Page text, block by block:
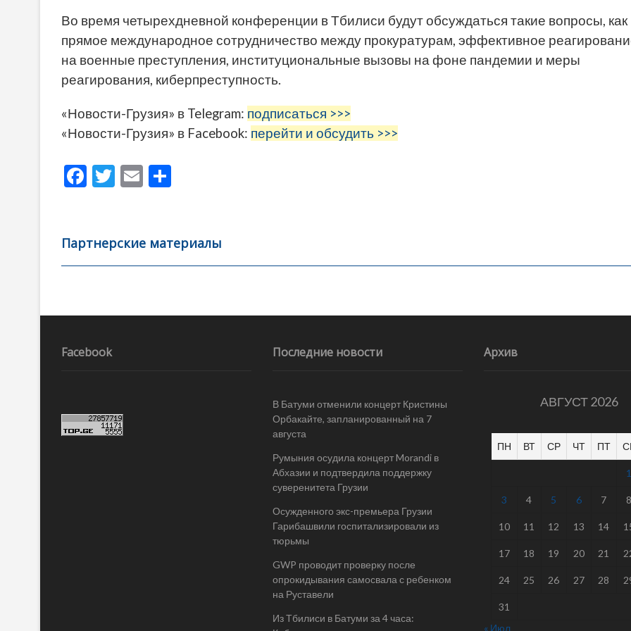
Во время четырехдневной конференции в Тбилиси будут обсуждаться такие вопросы, как
прямое международное сотрудничество между прокуратурам, эффективное
на военные преступления, институциональные вызовы на фоне пандемии и меры
реагирования, киберпреступность.
«Новости-Грузия» в Telegram: подписаться >>>
«Новости-Грузия» в Facebook: перейти и обсудить >>>
F
b
o
k
T
er
E
l
а
в
ть
Партнерские материалы
Навигация
записям
Facebook Последние новости
В Батуми отменили концерт Кристины
Орбакайте, запланированный на 7
августа
Румыния осудила концерт Morandi в
Абхазии и подтвердила поддержку
суверенитета Грузии
Осужденного экс-премьера Грузии
Гарибашвили госпитализировали из
тюрьмы
GWP проводит проверку после
опрокидывания самосвала с ребенком
на Руставели
Из Тбилиси в Батуми за 4 часа:
Архив
АВГУСТ 2026
ПН ВТ СР ЧТ ПТ
1
3 4 5 6 7 8
10 11 12 13 14
17 18 19 20 21
24 25 26 27 28
31
« Июл